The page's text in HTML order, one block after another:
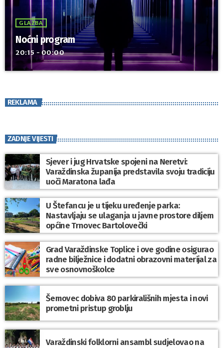
GLAZBA
Noćni program
20:15 - 00:00
REKLAMA
ZADNJE VIJESTI
Sjever i jug Hrvatske spojeni na Neretvi:
Varaždinska županija predstavila svoju tradiciju
uoči Maratona lađa
U Štefancu je u tijeku uređenje parka:
Nastavljaju se ulaganja u javne prostore diljem
općine Trnovec Bartolovečki
Grad Varaždinske Toplice i ove godine osigurao
radne bilježnice i dodatni obrazovni materijal za
sve osnovnoškolce
Šemovec dobiva 80 parkirališnih mjesta i novi
prometni pristup groblju
Varaždinski folklorni ansambl sudjelovao na